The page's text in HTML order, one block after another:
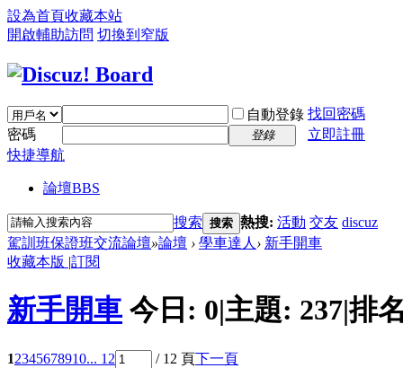
設為首頁收藏本站
開啟輔助訪問 切換到窄版
自動登錄 找回密碼
密碼
登錄
立即註冊
快捷導航
論壇BBS
搜索 搜索 熱搜: 活動 交友 discuz
駕訓班保證班交流論壇»論壇 › 學車達人 › 新手開車
收藏本版 |訂閱
新手開車 今日: 0|主題: 237|排
12345678910... 12 / 12 頁下一頁